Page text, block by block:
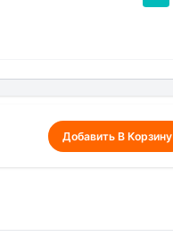
ботинки иДобавить В Корзину